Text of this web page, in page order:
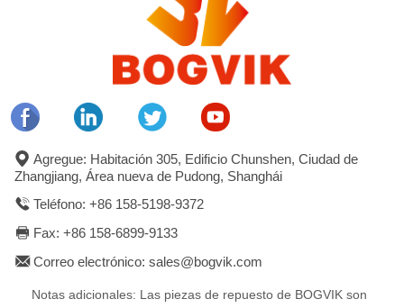
Agregue: Habitación 305, Edificio Chunshen, Ciudad de
Zhangjiang, Área nueva de Pudong, Shanghái
Teléfono: +86 158-5198-9372
Fax: +86 158-6899-9133
Correo electrónico: sales@bogvik.com
Notas adicionales: Las piezas de repuesto de BOGVIK son